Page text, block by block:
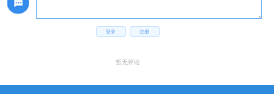
登录 注册
暂无评论